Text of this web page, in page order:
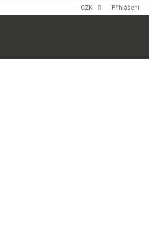
CZK Přihlášení